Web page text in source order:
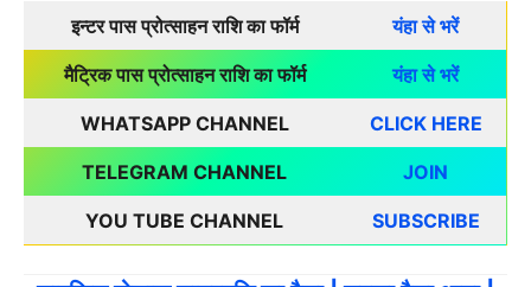
इन्टर पास प्रोत्साहन राशि का फॉर्म यंहा से भरें
मैट्रिक पास प्रोत्साहन राशि का फॉर्म यंहा से भरें
WHATSAPP CHANNEL CLICK HERE
TELEGRAM CHANNEL JOIN
YOU TUBE CHANNEL SUBSCRIBE